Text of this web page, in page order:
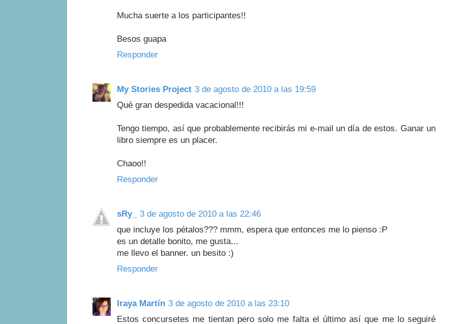
Mucha suerte a los participantes!!
Besos guapa
Responder
My Stories Project 3 de agosto de 2010 a las 19:59
Qué gran despedida vacacional!!!
Tengo tiempo, así que probablemente recibirás mi e-mail un día de estos. Ganar un
libro siempre es un placer.
Chaoo!!
Responder
sRy_
3 de agosto de 2010 a las 22:46
que incluye los pétalos??? mmm, espera que entonces me lo pienso :P
es un detalle bonito, me gusta...
me llevo el banner. un besito :)
Responder
Iraya Martín 3 de agosto de 2010 a las 23:10
Estos concursetes me tientan pero solo me falta el último así que me lo seguiré